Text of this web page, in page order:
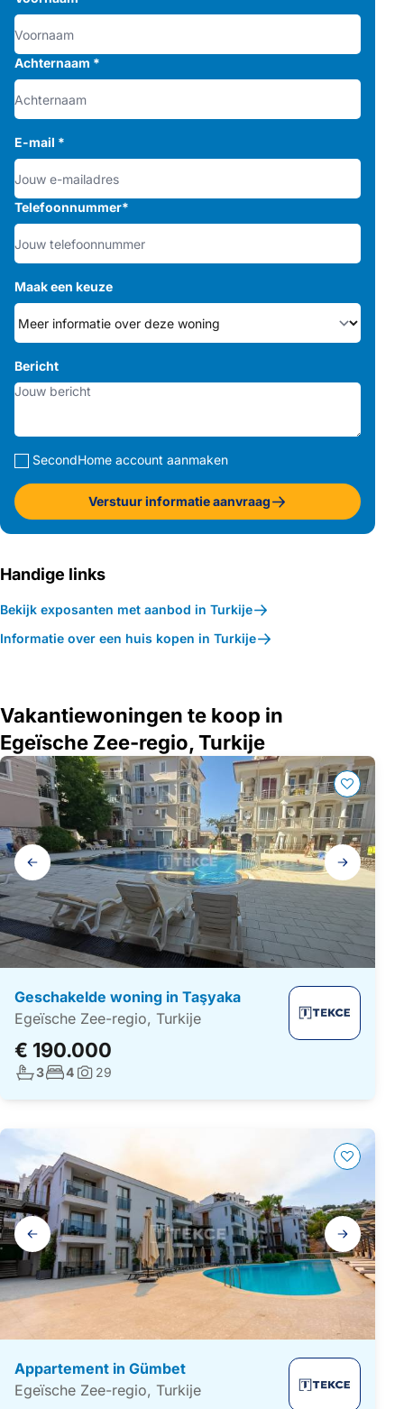
Achternaam *
E-mail *
Telefoonnummer*
Maak een keuze
Bericht
SecondHome account aanmaken
Verstuur informatie aanvraag
Handige links
Bekijk exposanten met aanbod in Turkije
Informatie over een huis kopen in Turkije
Vakantiewoningen te koop in
Egeïsche Zee-regio, Turkije
Galerij
navigatie
Geschakelde woning in Taşyaka
Egeïsche Zee-regio, Turkije
€ 190.000
Aantal badkamers:
3Aantal slaapkamers:
4Foto's:
29
Galerij
navigatie
Appartement in Gümbet
Egeïsche Zee-regio, Turkije